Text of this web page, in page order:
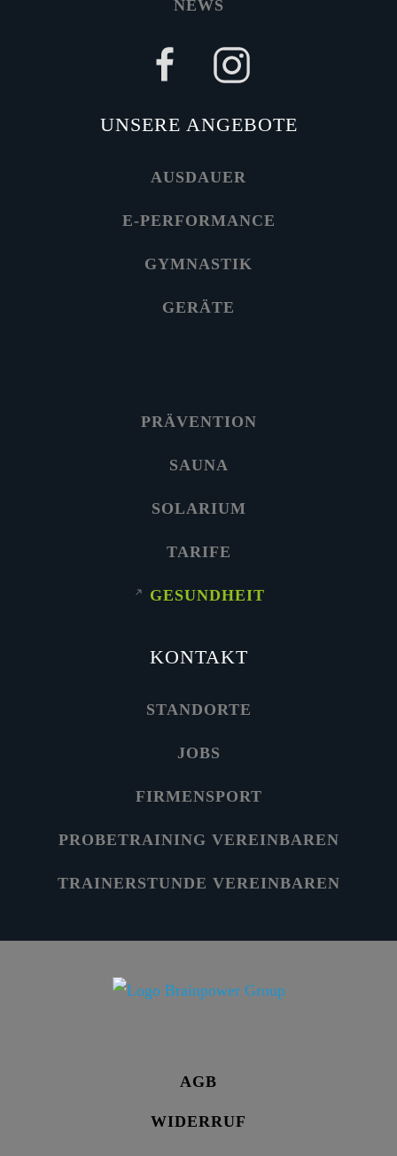
NEWS
UNSERE ANGEBOTE
AUSDAUER
E-PERFORMANCE
GYMNASTIK
GERÄTE
PRÄVENTION
SAUNA
SOLARIUM
TARIFE
GESUNDHEIT
KONTAKT
STANDORTE
JOBS
FIRMENSPORT
PROBETRAINING VEREINBAREN
TRAINERSTUNDE VEREINBAREN
AGB
WIDERRUF